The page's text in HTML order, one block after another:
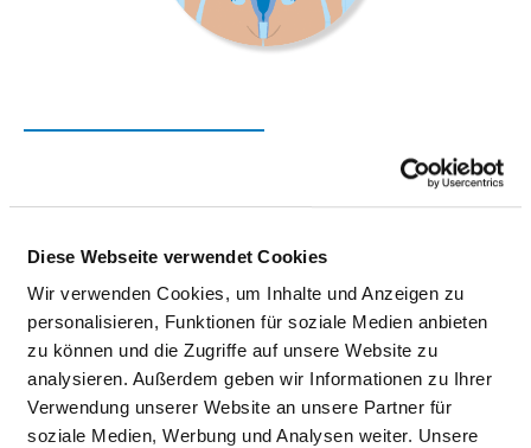
Diese Webseite verwendet Cookies
Wir verwenden Cookies, um Inhalte und Anzeigen zu
personalisieren, Funktionen für soziale Medien anbieten
zu können und die Zugriffe auf unsere Website zu
analysieren. Außerdem geben wir Informationen zu Ihrer
Verwendung unserer Website an unsere Partner für
soziale Medien, Werbung und Analysen weiter. Unsere
14974 Ludwigsfelde
Tel.:03378-828-249
Fax: 03378-828-2362
Mail:ed.suahnessinokaid@nnamtraw.aicirtap
Mit Notfallambulanz
Anfahrt